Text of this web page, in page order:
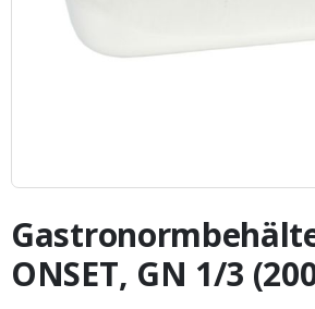
Anfang
der
Bildergalerie
springen
ONSET, GN 1/3